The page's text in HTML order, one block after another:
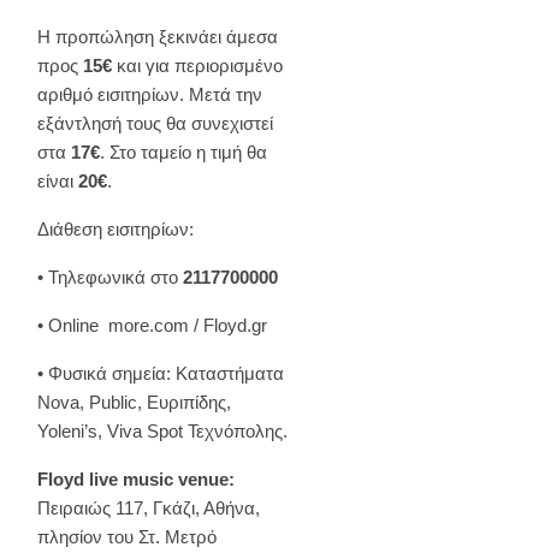
Η προπώληση ξεκινάει άμεσα
προς 15€ και για περιορισμένο
αριθμό εισιτηρίων. Μετά την
εξάντλησή τους θα συνεχιστεί
στα 17€. Στο ταμείο η τιμή θα
είναι 20€.
Διάθεση εισιτηρίων:
• Τηλεφωνικά στο 2117700000
• Online more.com / Floyd.gr
• Φυσικά σημεία: Καταστήματα
Νova, Public, Ευριπίδης,
Yoleni’s, Viva Spot Τεχνόπολης.
Floyd live music venue:
Πειραιώς 117, Γκάζι, Αθήνα,
πλησίον του Στ. Μετρό